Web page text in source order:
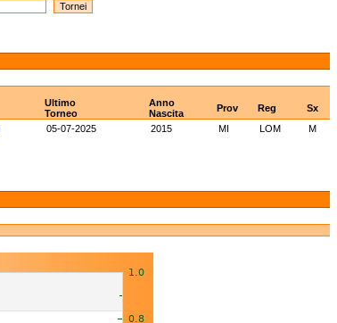
Ultimo
Torneo
Anno
Nascita
Prov Reg
Sx
05-07-2025 2015 MI LOM
M